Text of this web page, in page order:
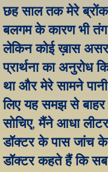
छह साल तक मेरे
बलगम के कारण भी
लेकिन कोई ख़ास
प्रार्थना का अनुरोध
था और मेरे सामने
लिए यह समझ से बाहर
सोचिए, मैंने आधा
डॉक्टर के पास जांच
डॉक्टर कहते हैं कि